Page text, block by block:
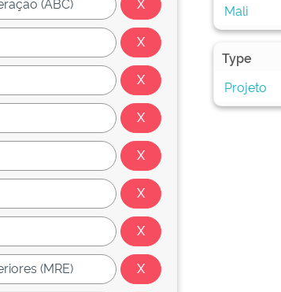
Mali
Type
Projeto